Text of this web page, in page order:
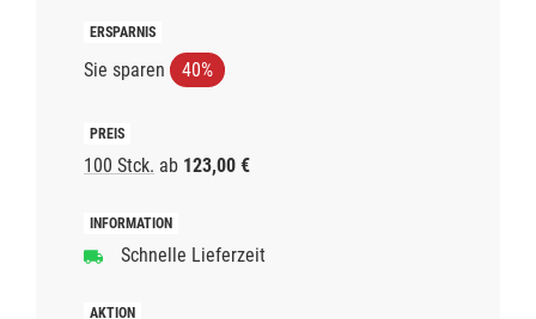
Sie sparen 40%
100 Stck. ab 123,00 €
Schnelle Lieferzeit